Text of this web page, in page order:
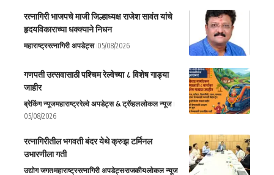
रत्नागिरी भाजपचे माजी जिल्हाध्यक्ष राजेश सावंत यांचे
हृदयविकाराच्या धक्क्याने निधन
महाराष्ट्ररत्नागिरी अपडेट्स 05/08/2026
गणपती उत्सवासाठी पश्चिम रेल्वेच्या ८ विशेष गाड्या
जाहीर
ब्रेकिंग न्यूजमहाराष्ट्ररेल्वे अपडेट्स & ट्रॅव्हललोकल न्यूज
05/08/2026
रत्नागिरीतील भगवती बंदर येथे क्रुझ टर्मिनल
उभारणीला गती
उद्योग जगतमहाराष्ट्ररत्नागिरी अपडेट्सराजकीयलोकल न्यूज